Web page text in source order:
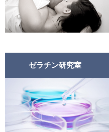
ゼラチン研究室